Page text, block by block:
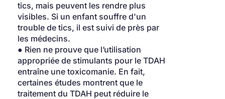
tics, mais peuvent les rendre plus
visibles. Si un enfant souffre d'un
trouble de tics, il est suivi de près par
les médecins.
● Rien ne prouve que l’utilisation
appropriée de stimulants pour le TDAH
entraîne une toxicomanie. En fait,
certaines études montrent que le
traitement du TDAH peut réduire le